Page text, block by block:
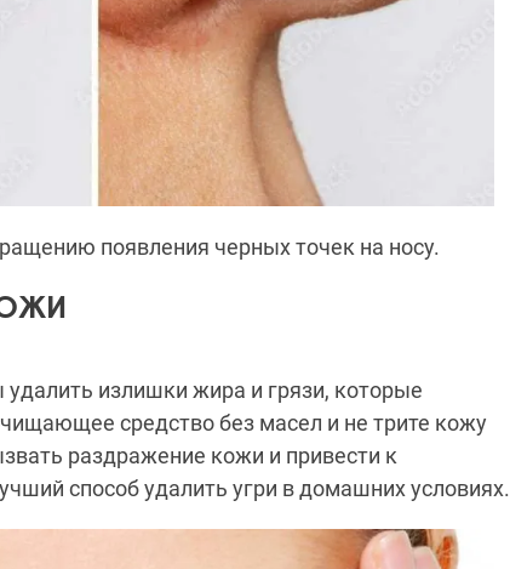
появления черных точек на носу.
излишки жира и грязи, которые
средство без масел и не трите кожу
раздражение кожи и привести к
способ удалить угри в домашних условиях.